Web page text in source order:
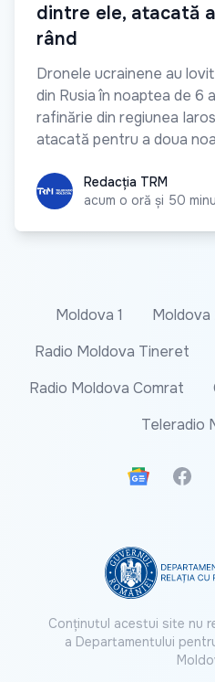
dintre ele, atacată
rând
Dronele ucrainene au
din Rusia în noaptea de 6
rafinărie din regiunea
atacată pentru a doua
Redacția TRM
Redacția TRM
acum o oră și 50
Moldova 1 Moldova
Radio Moldova Tineret
Radio Moldova Comrat
Teleradio
Google
Conținutul acestui site nu
a Departamentului